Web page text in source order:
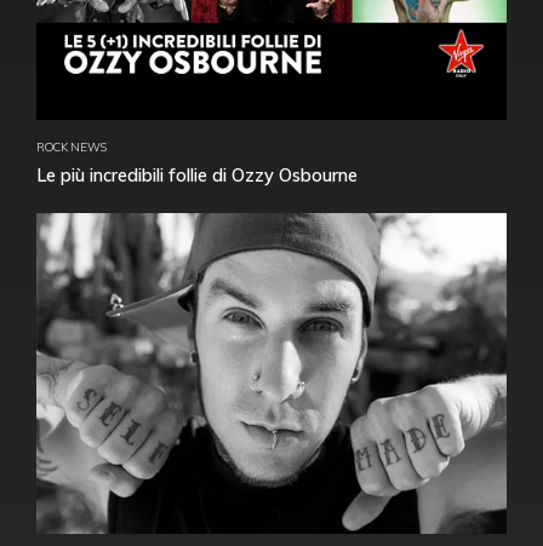
ROCK NEWS
Le più incredibili follie di Ozzy Osbourne